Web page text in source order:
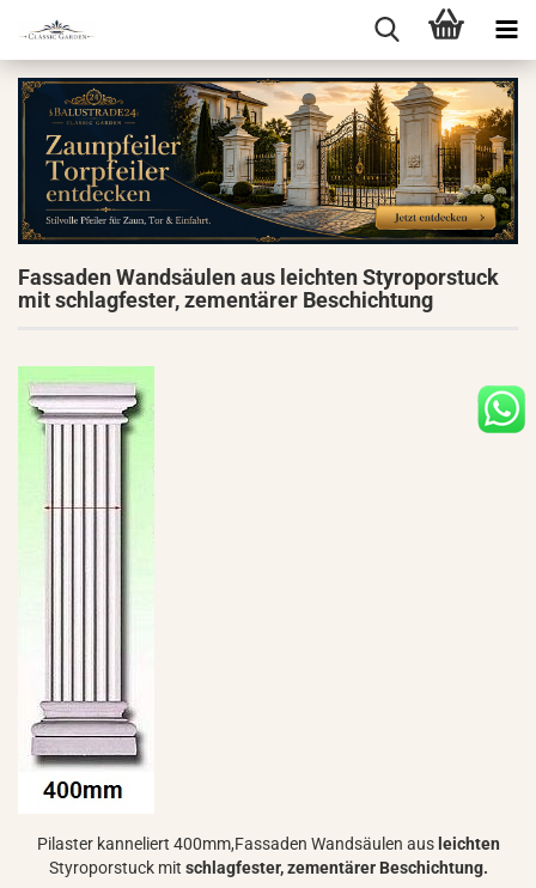
Fassaden Wandsäulen aus leichten Styroporstuck
mit schlagfester, zementärer Beschichtung
Pilaster kanneliert 400mm,Fassaden Wandsäulen aus leichten
Styroporstuck mit schlagfester, zementärer Beschichtung.